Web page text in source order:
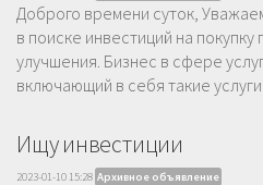
Доброго времени суток,
в поиске инвестиций на покупку
улучшения. Бизнес в сфере
включающий в себя такие услуги
Ищу инвестиции
2023-01-10 15:28 Архивное объявление